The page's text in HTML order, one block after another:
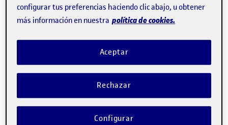
participado investigadoras de la Universitat Oberta de
Catalunya (UOC), en el marco del estudioViolencias
machistas en la etapa juvenil en Cataluña, impulsado por
el Observatorio Catalán de la Juventud.
La edad siempre es un factor de riesgo
esperábamos que la diferencia fuera tan grande",
reconoce Claudia Malpica, del Internet Interdisciplinary
configurar tus preferencias haciendo clic abajo, u obtener
más información en nuestra política de cookies.
Rechazar
Aceptar
Configurar